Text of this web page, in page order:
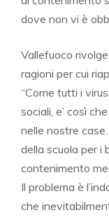
dove non vi è
Vallefuoco
ragioni per cui
“Come tutti i
sociali, e’ così
nelle nostre
della scuola per i
contenimento
Il problema è
che